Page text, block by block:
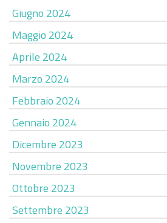
Giugno 2024
Maggio 2024
Aprile 2024
Marzo 2024
Febbraio 2024
Gennaio 2024
Dicembre 2023
Novembre 2023
Ottobre 2023
Settembre 2023